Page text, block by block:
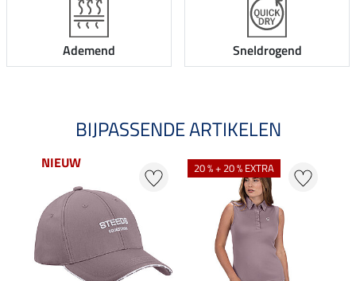
Ademend Sneldrogend
BIJPASSENDE ARTIKELEN
NIEUW 20 % + 20 % EXTRA